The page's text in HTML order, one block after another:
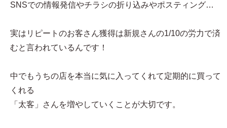
SNSでの情報発信やチラシの折り込みやポスティング…
実はリピートのお客さん獲得は新規さんの1/10の労力で済
むと言われているんです！
中でもうちの店を本当に気に入ってくれて定期的に買って
くれる
「太客」さんを増やしていくことが大切です。